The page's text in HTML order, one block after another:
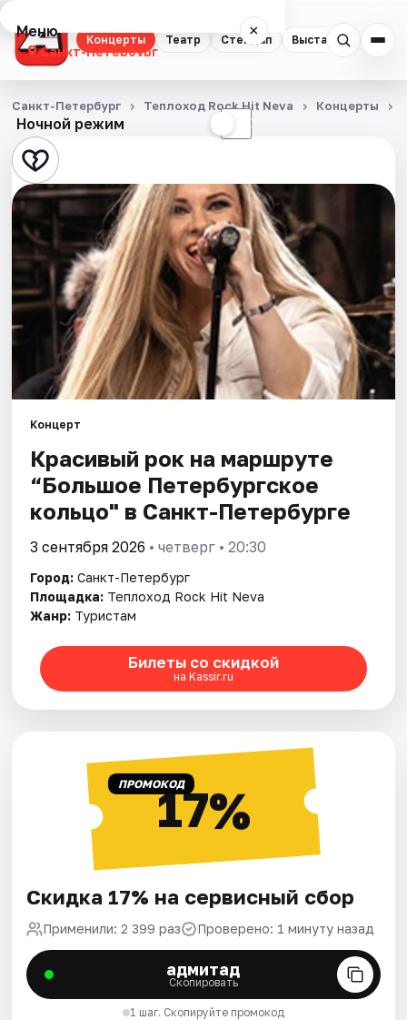
Концерты Театр Стендап Выставки
Меню ×
Санкт-Петербург
Концерты
Театр
Стендап
Выставки
Квесты
Экскурсии
Спорт
События
Города
Площадки
Артисты
Рейтинги
Ночной режим ☾
Санкт-Петербург Теплоход Rock Hit Neva Концерты
Концерт
Красивый рок на маршруте
“Большое Петербургское
кольцо" в Санкт-Петербурге
3 сентября 2026 • четверг • 20:30
Город: Санкт-Петербург
Площадка: Теплоход Rock Hit Neva
Жанр: Туристам
Билеты со скидкой
на Kassir.ru
ПРОМОКОД17%
Скидка 17% на сервисный сбор
Применили: 2 399 раз Проверено: 1 минуту назад
адмитад
Скопировать
1 шаг. Скопируйте промокод